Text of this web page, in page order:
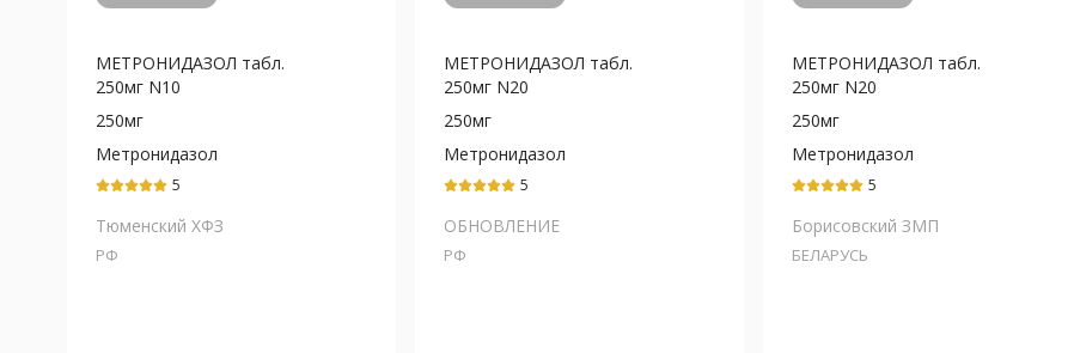
МЕТРОНИДАЗОЛ табл.
250мг N10
250мг
Метронидазол
5
Тюменский ХФЗ
РФ
МЕТРОНИДАЗОЛ табл.
250мг N20
250мг
Метронидазол
5
ОБНОВЛЕНИЕ
РФ
МЕТРОНИДАЗОЛ табл.
250мг N20
250мг
Метронидазол
5
Борисовский ЗМП
БЕЛАРУСЬ